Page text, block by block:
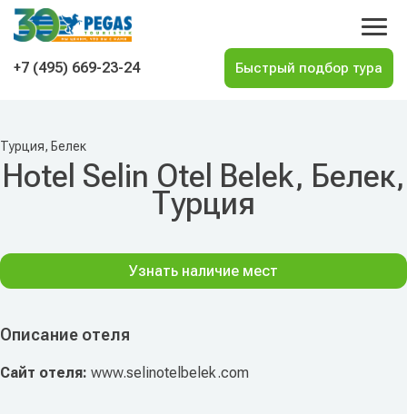
На главную
+7 (495) 669-23-24
Турция, Белек
Hotel Selin Otel Belek, Белек,
Турция
Описание отеля
Сайт отеля: www.selinotelbelek.com
Узнать наличие мест